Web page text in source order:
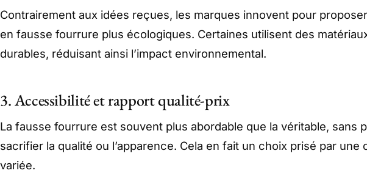
Contrairement aux idées reçues, les marques innovent pour
en fausse fourrure plus écologiques. Certaines utilisent des
durables, réduisant ainsi l’impact environnemental.
3. Accessibilité et rapport qualité-prix
La fausse fourrure est souvent plus abordable que la véritable, sans
sacrifier la qualité ou l’apparence. Cela en fait un choix prisé par une
variée.